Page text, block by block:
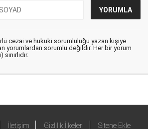
cezai ve hukuki sorumluluğu yazan kişiye
yorumlardan sorumlu değildir. Her bir yorum
İletişim Gizlilik İlkeleri Sitene Ekle